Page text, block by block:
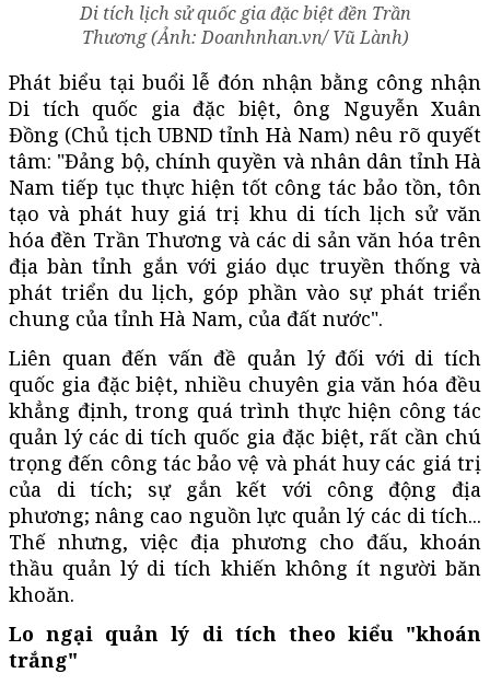
Di tích lịch sử quốc gia đặc biệt đền Trần
Thương (Ảnh: Doanhnhan.vn/ Vũ Lành)
Phát biểu tại buổi lễ đón nhận bằng công nhận
Di tích quốc gia đặc biệt, ông Nguyễn Xuân
Đồng (Chủ tịch UBND tỉnh Hà Nam) nêu rõ quyết
tâm: "Đảng bộ, chính quyền và nhân dân tỉnh Hà
Nam tiếp tục thực hiện tốt công tác bảo tồn, tôn
tạo và phát huy giá trị khu di tích lịch sử văn
hóa đền Trần Thương và các di sản văn hóa trên
địa bàn tỉnh gắn với giáo dục truyền thống và
phát triển du lịch, góp phần vào sự phát triển
chung của tỉnh Hà Nam, của đất nước".
Liên quan đến vấn đề quản lý đối với di tích
quốc gia đặc biệt, nhiều chuyên gia văn hóa đều
khẳng định, trong quá trình thực hiện công tác
quản lý các di tích quốc gia đặc biệt, rất cần chú
trọng đến công tác bảo vệ và phát huy các giá trị
của di tích; sự gắn kết với công động địa
phương; nâng cao nguồn lực quản lý các di tích...
Thế nhưng, việc địa phương cho đấu, khoán
thầu quản lý di tích khiến không ít người băn
khoăn.
Lo ngại quản lý di tích theo kiểu "khoán
trắng"